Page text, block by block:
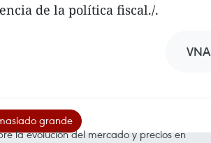
de la política fiscal./.
VNA
grande
la evolución del mercado y precios en